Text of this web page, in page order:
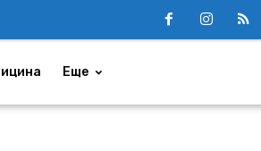
Еще